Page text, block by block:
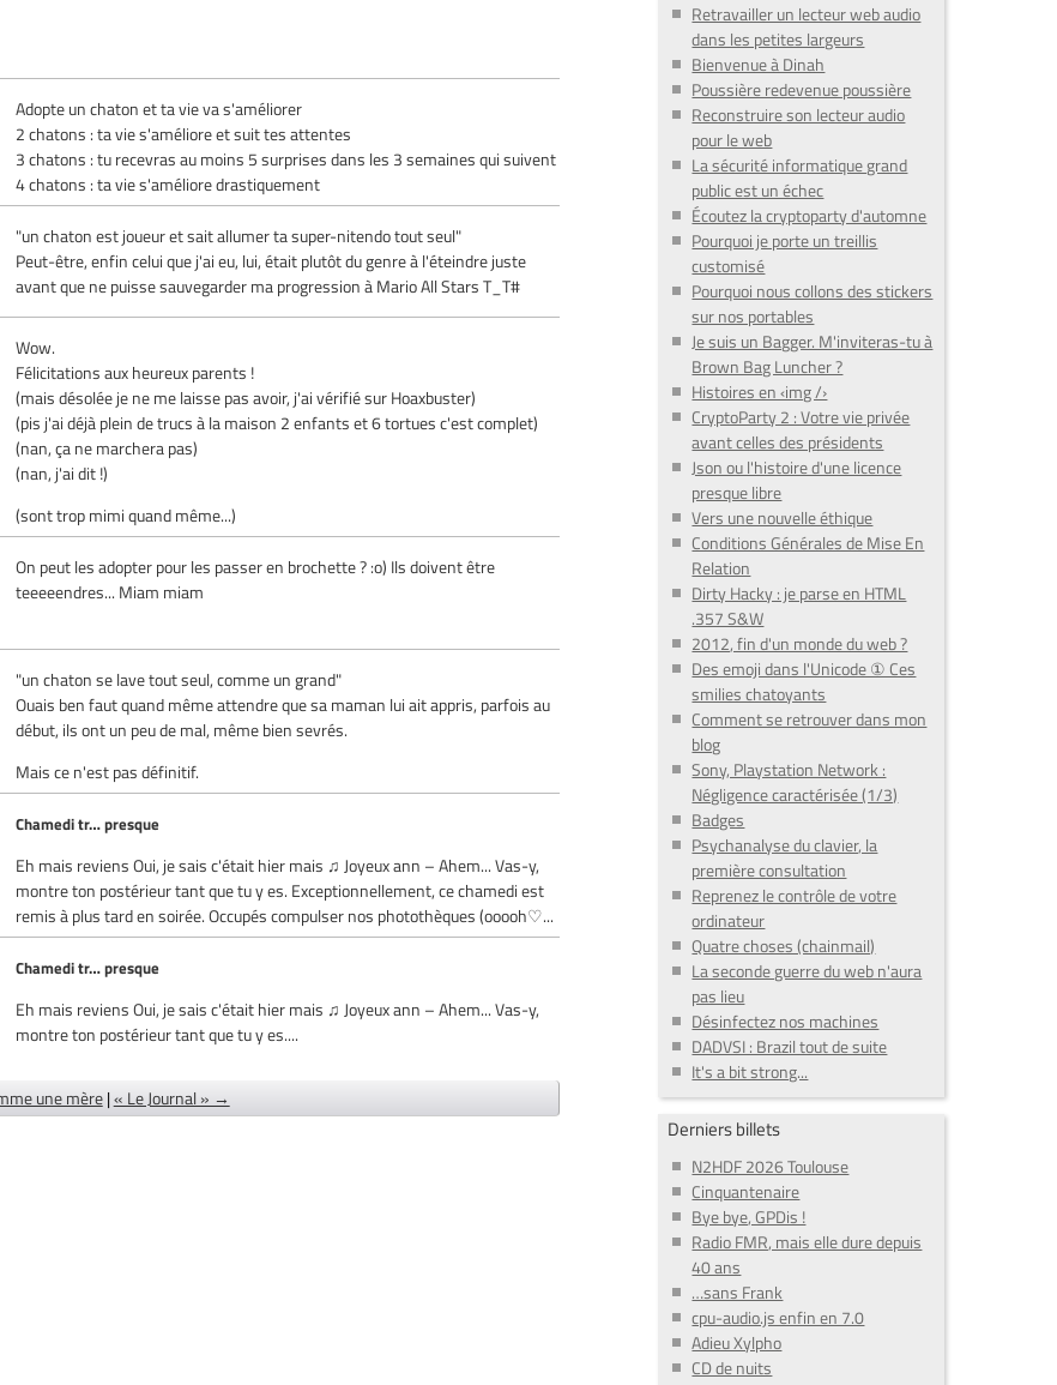
Adopte un chaton et ta vie va s'améliorer
2 chatons : ta vie s'améliore et suit tes attentes
3 chatons : tu recevras au moins 5 surprises dans les 3 semaines qui suivent
4 chatons : ta vie s'améliore drastiquement
"un chaton est joueur et sait allumer ta super-nitendo tout seul"
Peut-être, enfin celui que j'ai eu, lui, était plutôt du genre à l'éteindre juste
avant que ne puisse sauvegarder ma progression à Mario All Stars T_T#
Wow.
Félicitations aux heureux parents !
(mais désolée je ne me laisse pas avoir, j'ai vérifié sur Hoaxbuster)
(pis j'ai déjà plein de trucs à la maison 2 enfants et 6 tortues c'est complet)
(nan, ça ne marchera pas)
(nan, j'ai dit !)
(sont trop mimi quand même...)
On peut les adopter pour les passer en brochette ? :o) Ils doivent être
teeeeendres... Miam miam
"un chaton se lave tout seul, comme un grand"
Ouais ben faut quand même attendre que sa maman lui ait appris, parfois au
début, ils ont un peu de mal, même bien sevrés.
Mais ce n'est pas définitif.
Chamedi tr… presque
Eh mais reviens Oui, je sais c'était hier mais ♫ Joyeux ann – Ahem... Vas-y,
montre ton postérieur tant que tu y es. Exceptionnellement, ce chamedi est
remis à plus tard en soirée. Occupés compulser nos photothèques (ooooh♡...
Chamedi tr… presque
Eh mais reviens Oui, je sais c'était hier mais ♫ Joyeux ann – Ahem... Vas-y,
montre ton postérieur tant que tu y es....
une mère |« Le Journal » →
Retravailler un lecteur web audio
dans les petites largeurs
Bienvenue à Dinah
Poussière redevenue poussière
Reconstruire son lecteur audio
pour le web
La sécurité informatique grand
public est un échec
Écoutez la cryptoparty d'automne
Pourquoi je porte un treillis
customisé
Pourquoi nous collons des stickers
sur nos portables
Je suis un Bagger. M'inviteras-tu à
Brown Bag Luncher ?
Histoires en ‹img /›
CryptoParty 2 : Votre vie privée
avant celles des présidents
Json ou l'histoire d'une licence
presque libre
Vers une nouvelle éthique
Conditions Générales de Mise En
Relation
Dirty Hacky : je parse en HTML
.357 S&W
2012, fin d'un monde du web ?
Des emoji dans l'Unicode ① Ces
smilies chatoyants
Comment se retrouver dans mon
blog
Sony, Playstation Network :
Négligence caractérisée (1/3)
Badges
Psychanalyse du clavier, la
première consultation
Reprenez le contrôle de votre
ordinateur
Quatre choses (chainmail)
La seconde guerre du web n'aura
pas lieu
Désinfectez nos machines
DADVSI : Brazil tout de suite
It's a bit strong...
Derniers billets
N2HDF 2026 Toulouse
Cinquantenaire
Bye bye, GPDis !
Radio FMR, mais elle dure depuis
40 ans
…sans Frank
cpu-audio.js enfin en 7.0
Adieu Xylpho
CD de nuits